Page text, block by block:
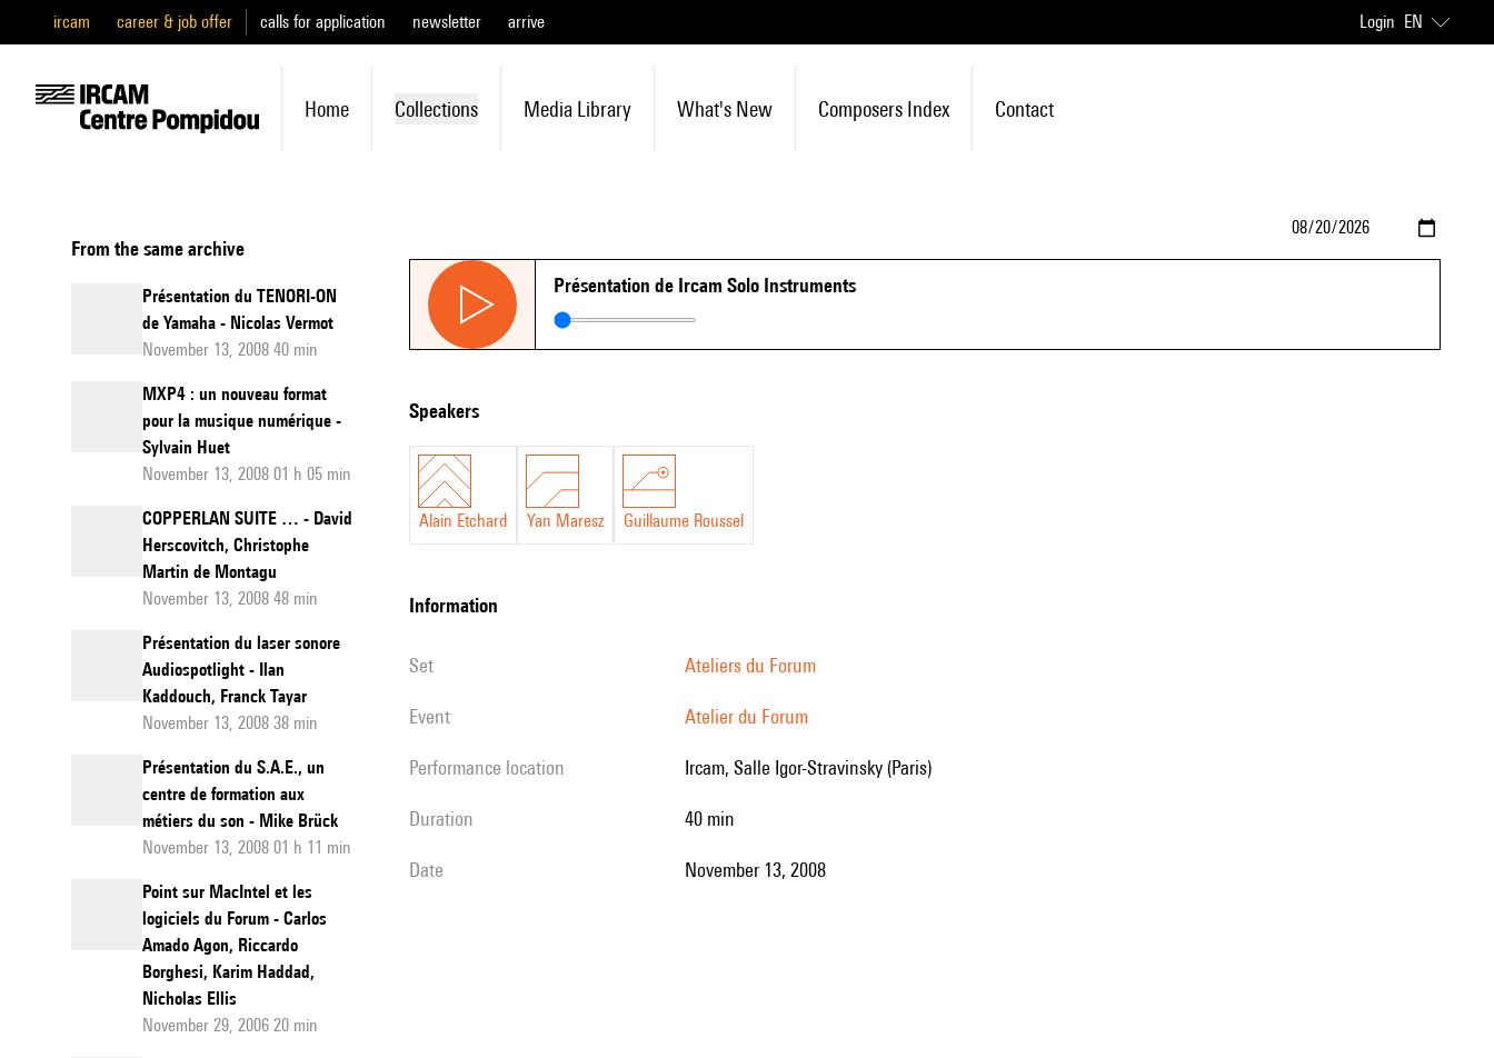
ircam career & job offer calls for application newsletter arrive Login EN
Home Collections Media Library What's New Composers Index Contact
From the same archive
Présentation du TENORI-ON
de Yamaha - Nicolas Vermot
November 13, 2008 40 min
MXP4 : un nouveau format
pour la musique numérique -
Sylvain Huet
November 13, 2008 01 h 05 min
COPPERLAN SUITE … - David
Herscovitch, Christophe
Martin de Montagu
November 13, 2008 48 min
Présentation du laser sonore
Audiospotlight - Ilan
Kaddouch, Franck Tayar
November 13, 2008 38 min
Présentation du S.A.E., un
centre de formation aux
métiers du son - Mike Brück
November 13, 2008 01 h 11 min
Point sur MacIntel et les
logiciels du Forum - Carlos
Amado Agon, Riccardo
Borghesi, Karim Haddad,
Nicholas Ellis
November 29, 2006 20 min
Présentation de Ircam Solo Instruments
speakers
Alain Etchard Yan Maresz Guillaume Roussel
information
set Ateliers du Forum
event Atelier du Forum
performance location Ircam, Salle Igor-Stravinsky (Paris)
duration 40 min
date November 13, 2008